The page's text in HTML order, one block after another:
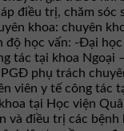
điều trị, chăm sóc
khoa: chuyên
độ học vấn: -Đại
tác tại khoa Ngoại
phụ trách
viên y tế công tác
tại Học viện
và điều trị các bệnh